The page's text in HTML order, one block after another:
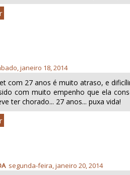
janeiro 18, 2014
com 27 anos é muito atraso, e
com muito empenho que ela
ter chorado... 27 anos... puxa vida!
segunda-feira, janeiro 20, 2014